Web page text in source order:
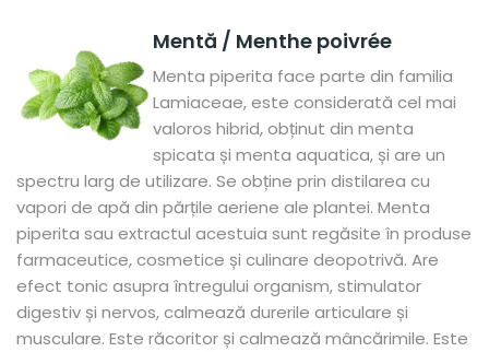
Mentă / Menthe poivrée
Menta piperita face parte din familia
Lamiaceae, este considerată cel mai
valoros hibrid, obținut din menta
spicata și menta aquatica, și are un
spectru larg de utilizare. Se obține prin distilarea cu
vapori de apă din părțile aeriene ale plantei. Menta
piperita sau extractul acestuia sunt regăsite în produse
farmaceutice, cosmetice și culinare deopotrivă. Are
efect tonic asupra întregului organism, stimulator
digestiv și nervos, calmează durerile articulare și
musculare. Este răcoritor și calmează mâncărimile. Este